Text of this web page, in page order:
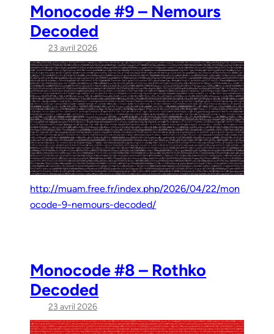
Monocode #9 – Nemours
Decoded
23 avril 2026
http://muam.free.fr/index.php/2026/04/22/mon
ocode-9-nemours-decoded/
Monocode #8 – Rothko
Decoded
23 avril 2026